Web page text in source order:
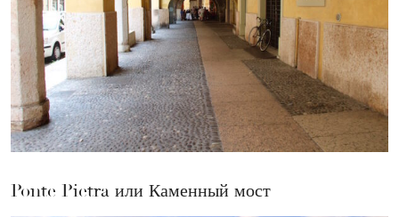
Ponte Pietra или Каменный мост